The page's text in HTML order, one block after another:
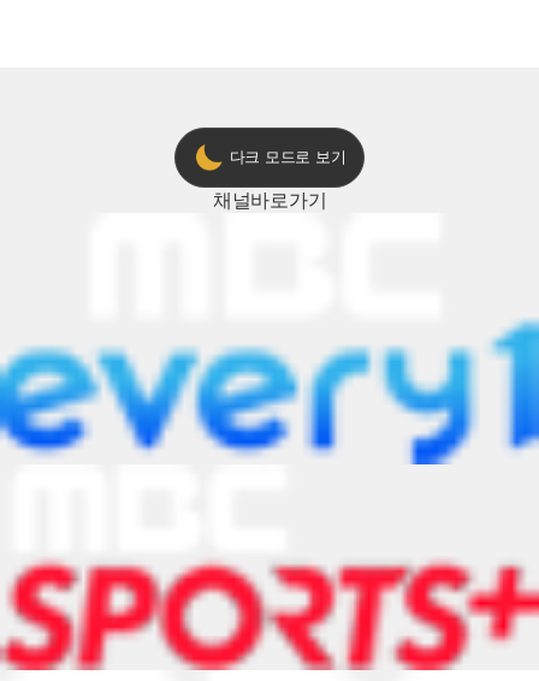
다크 모드로 보기
채널바로가기